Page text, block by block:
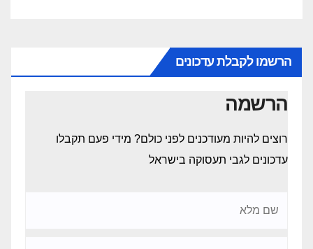
הרשמו לקבלת עדכונים
הרשמה
רוצים להיות מעודכנים לפני כולם? מידי פעם תקבלו
עדכונים לגבי תעסוקה בישראל